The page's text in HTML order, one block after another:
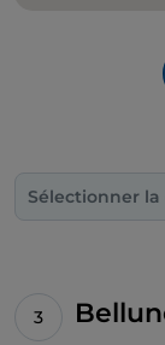
Sélectionner